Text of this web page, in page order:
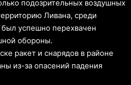
подозрительных воздушных
Ливана, среди
успешно перехвачен
обороны.
ракет и снарядов в районе
из-за опасений падения